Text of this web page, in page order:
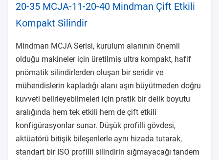
20-35 MCJA-11-20-40 Mindman Çift Etkili
Kompakt Silindir
Mindman MCJA Serisi, kurulum alanının önemli
olduğu makineler için üretilmiş ultra kompakt, hafif
pnömatik silindirlerden oluşan bir seridir ve
mühendislerin kapladığı alanı aşırı büyütmeden doğru
kuvveti belirleyebilmeleri için pratik bir delik boyutu
aralığında hem tek etkili hem de çift etkili
konfigürasyonlar sunar. Düşük profilli gövdesi,
aktüatörü bitişik bileşenlerle aynı hizada tutarak,
standart bir ISO profilli silindirin sığmayacağı tandem